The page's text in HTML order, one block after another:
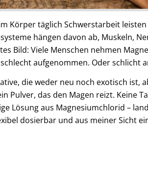
Körper täglich Schwerstarbeit
hängen davon ab, Muskeln,
Bild: Viele Menschen nehmen
aufgenommen. Oder schlicht
die weder neu noch exotisch ist,
Pulver, das den Magen reizt. Keine
Lösung aus Magnesiumchlorid –
dosierbar und aus meiner Sicht